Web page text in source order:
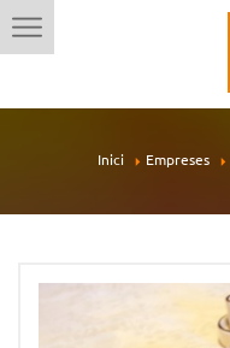
Inici Empreses